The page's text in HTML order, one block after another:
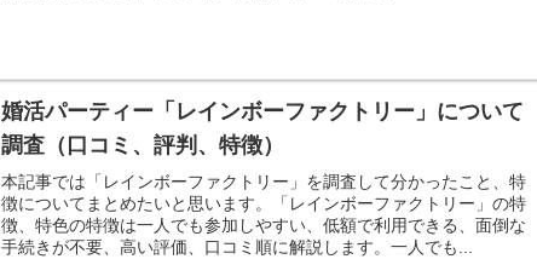
婚活パーティー「レインボーファクトリー」について
調査（口コミ、評判、特徴）
本記事では「レインボーファクトリー」を調査して分かったこと、特
徴についてまとめたいと思います。「レインボーファクトリー」の特
徴、特色の特徴は一人でも参加しやすい、低額で利用できる、面倒な
手続きが不要、高い評価、口コミ順に解説します。一人でも...